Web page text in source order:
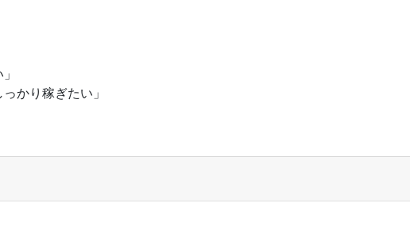
かり稼ぎたい」